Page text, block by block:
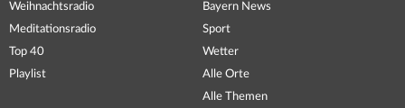
Weihnachtsradio
Meditationsradio
Top 40
Playlist
Bayern News
Sport
Wetter
Alle Orte
Alle Themen